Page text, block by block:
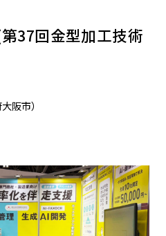
37回金型加工技術
阪市）